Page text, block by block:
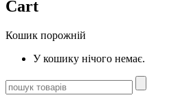
Cart
Кошик порожній
У кошику нічого немає.